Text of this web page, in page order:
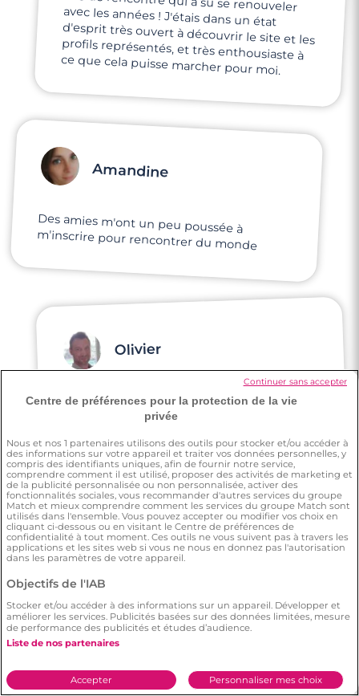
ce que cela puisse marcher pour moi.
Amandine
Des amies m'ont un peu poussée à
m'inscrire pour rencontrer du monde
Olivier
J'ai rencontré ma moitié sur Meetic alors
que l'on habite à 200m l'un de l'autre et on
Aujourd'hui, nous sommes ensemble c'est
une belle aventure qui commence... Merci
Meetic 💕
Vincent
La liberté de choisir entre les profils et la
pertinence de chaque personne par
rapport à soi-même. Il y a d'ailleurs la
bonne dose d'infos : ce su'il faut pour avoir
Centre de préférences pour la protection de la vie
privée
Nous et nos 1 partenaires utilisons des outils pour stocker et/ou accéder à
des informations sur votre appareil et traiter vos données personnelles, y
compris des identifiants uniques, afin de fournir notre service,
comprendre comment il est utilisé, proposer des activités de marketing et
de la publicité personnalisée ou non personnalisée, activer des
fonctionnalités sociales, vous recommander d'autres services du groupe
Match et mieux comprendre comment les services du groupe Match sont
utilisés dans l'ensemble. Vous pouvez accepter ou modifier vos choix en
cliquant ci-dessous ou en visitant le Centre de préférences de
confidentialité à tout moment. Ces outils ne vous suivent pas à travers les
applications et les sites web si vous ne nous en donnez pas l'autorisation
dans les paramètres de votre appareil.
Objectifs de l'IAB
Stocker et/ou accéder à des informations sur un appareil. Développer et
améliorer les services. Publicités basées sur des données limitées, mesure
de performance des publicités et études d’audience.
Liste de nos partenaires
Personnaliser mes choix
Accepter
Continuer sans accepter